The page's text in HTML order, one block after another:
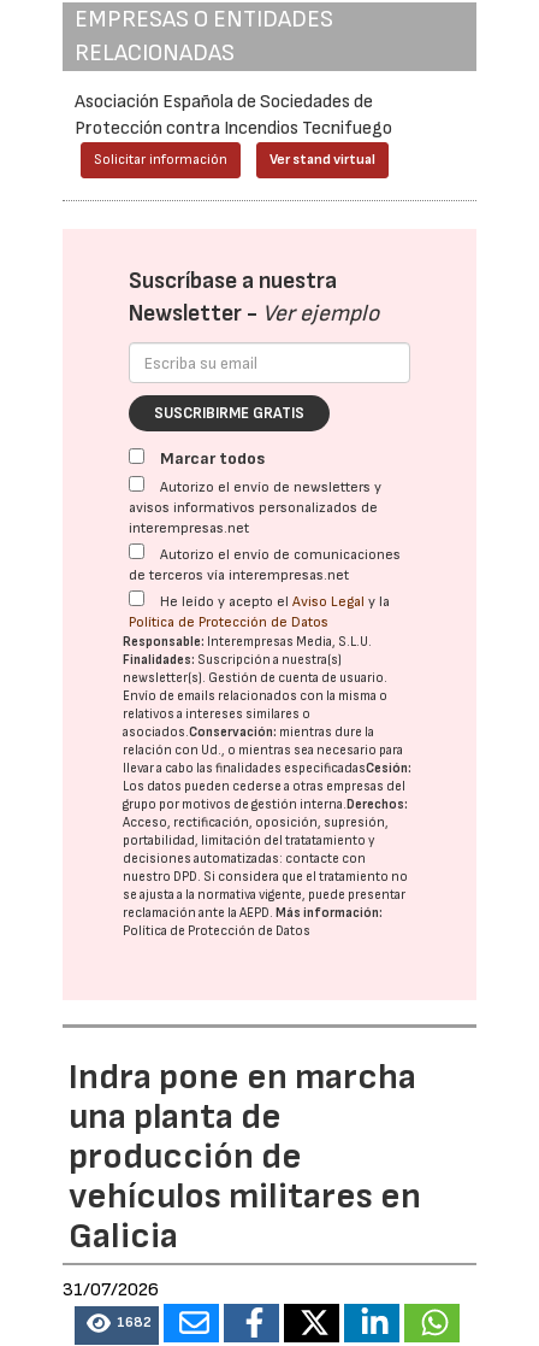
EMPRESAS O ENTIDADES
RELACIONADAS
Asociación Española de Sociedades de
Protección contra Incendios Tecnifuego
Solicitar información Ver stand virtual
Suscríbase a nuestra
Newsletter - Ver ejemplo
SUSCRIBIRME GRATIS
Marcar todos
Autorizo el envío de newsletters y
avisos informativos personalizados de
interempresas.net
Autorizo el envío de comunicaciones
de terceros vía interempresas.net
He leído y acepto elAviso Legal y la
Política de Protección de Datos
Responsable: Interempresas Media, S.L.U.
Finalidades: Suscripción a nuestra(s)
newsletter(s). Gestión de cuenta de usuario.
Envío de emails relacionados con la misma o
relativos a intereses similares o
asociados.Conservación: mientras dure la
relación con Ud., o mientras sea necesario para
llevar a cabo las finalidades especificadasCesión:
Los datos pueden cederse a otras empresas del
grupo por motivos de gestión interna. Derechos:
Acceso, rectificación, oposición, supresión,
portabilidad, limitación del tratatamiento y
decisiones automatizadas: contacte con
nuestro DPD. Si considera que el tratamiento no
se ajusta a la normativa vigente, puede presentar
reclamación ante laAEPD. Más información:
Política de Protección de Datos
Indra pone en marcha
una planta de
producción de
vehículos militares en
Galicia
31/07/2026
1682